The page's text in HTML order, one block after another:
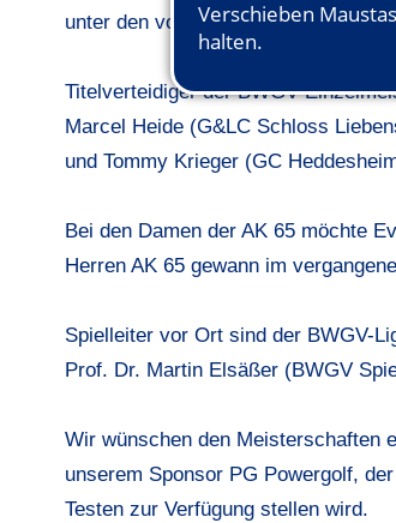
unter den vor Ort geltenden
Titelverteidiger der BWGV-
Marcel Heide (G&LC Schloss
und Tommy Krieger (GC
Bei den Damen der AK 65 möchte
Herren AK 65 gewann im
Spielleiter vor Ort sind der BWGV-
Prof. Dr. Martin Elsäßer (BWGV
Wir wünschen den Meisterschaften
unserem Sponsor PG Powergolf,
Testen zur Verfügung stellen wird.